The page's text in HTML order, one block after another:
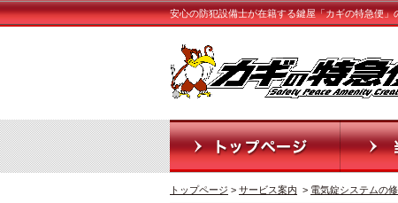
安心の防犯設備士が在籍する鍵屋「カギの特急便
トップページ > サービス案内 > 電気錠システムの